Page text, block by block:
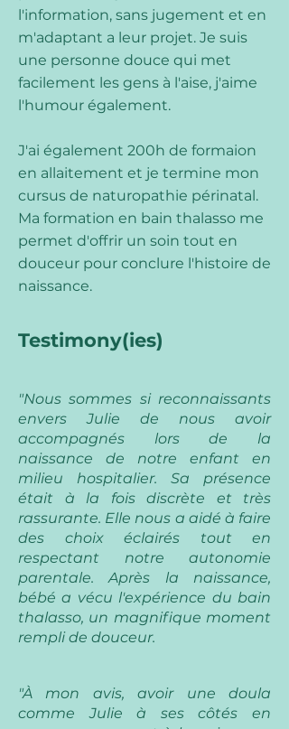
l'information, sans jugement et en
m'adaptant a leur projet. Je suis
une personne douce qui met
facilement les gens à l'aise, j'aime
l'humour également.
J'ai également 200h de formaion
en allaitement et je termine mon
cursus de naturopathie périnatal.
Ma formation en bain thalasso me
permet d'offrir un soin tout en
douceur pour conclure l'histoire de
naissance.
Testimony(ies)
"Nous sommes si reconnaissants
envers Julie de nous avoir
accompagnés lors de la
naissance de notre enfant en
milieu hospitalier. Sa présence
était à la fois discrète et très
rassurante. Elle nous a aidé à faire
des choix éclairés tout en
respectant notre autonomie
parentale. Après la naissance,
bébé a vécu l'expérience du bain
thalasso, un magnifique moment
rempli de douceur.
"À mon avis, avoir une doula
comme Julie à ses côtés en